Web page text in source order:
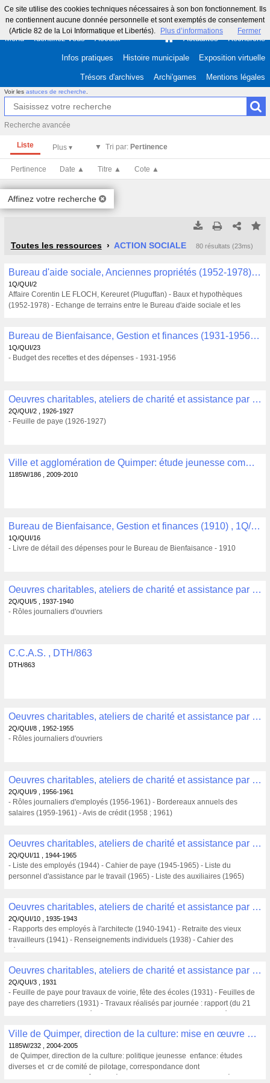
Ce site utilise des cookies techniques nécessaires à son bon fonctionnement. Ils
ne contiennent aucune donnée personnelle et sont exemptés de consentement
(Article 82 de la Loi Informatique et Libertés).
Plus d’informations Fermer
Menu Identifiez-vous Accueil Actualités Recherche
Infos pratiques Histoire municipale Exposition virtuelle
Trésors d'archives Archi'games Mentions légales
Voir les astuces de recherche
Recherche avancée
Liste Tri par: Pertinence
Pertinence Date ▲ Titre ▲ Cote ▲
Affinez votre recherche
Tous les résultats(Max 250)
Tous les résultats (Max 500)
Toutes les ressources ACTION SOCIALE 80 résultats (23ms)
Bureau d'aide sociale, Anciennes propriétés (1952-1978) , 1Q/QUI/2
1Q/QUI/2
Affaire Corentin LE FLOCH, Kereuret (Pluguffan) - Baux et hypothèques
(1952-1978) - Echange de terrains entre le Bureau d'aide sociale et les
Bureau de Bienfaisance, Gestion et finances (1931-1956) , 1Q/QUI/23
1Q/QUI/23
- Budget des recettes et des dépenses - 1931-1956
Oeuvres charitables, ateliers de charité et assistance par le travail , Assistance par le travail (1926-1927) , 2Q/QUI/2
2Q/QUI/2 , 1926-1927
- Feuille de paye (1926-1927)
Ville et agglomération de Quimper: étude jeunesse communautaire cabinet ARESS 2009-2010 : rapport synthèse et conclusions , 1185W/186
1185W/186 , 2009-2010
Bureau de Bienfaisance, Gestion et finances (1910) , 1Q/QUI/16
1Q/QUI/16
- Livre de détail des dépenses pour le Bureau de Bienfaisance - 1910
Oeuvres charitables, ateliers de charité et assistance par le travail , Assistance par le travail (1937-1940) , 2Q/QUI/5
2Q/QUI/5 , 1937-1940
- Rôles journaliers d'ouvriers
C.C.A.S. , DTH/863
DTH/863
Oeuvres charitables, ateliers de charité et assistance par le travail , Assistance par le travail (1952-1955) , 2Q/QUI/8
2Q/QUI/8 , 1952-1955
- Rôles journaliers d'ouvriers
Oeuvres charitables, ateliers de charité et assistance par le travail , Assistance par le travail (1956-1961) , 2Q/QUI/9
2Q/QUI/9 , 1956-1961
- Rôles journaliers d'employés (1956-1961) - Bordereaux annuels des
salaires (1959-1961) - Avis de crédit (1958 ; 1961)
Oeuvres charitables, ateliers de charité et assistance par le travail , Assistance par le travail, atelier d'assistance (1944-1965) , 2Q/QUI/11
2Q/QUI/11 , 1944-1965
- Liste des employés (1944) - Cahier de paye (1945-1965) - Liste du
personnel d'assistance par le travail (1965) - Liste des auxiliaires (1965)
Oeuvres charitables, ateliers de charité et assistance par le travail , Assistance par le travail, atelier d'assistance (1935-1943) , 2Q/QUI/10
2Q/QUI/10 , 1935-1943
- Rapports des employés à l'architecte (1940-1941) - Retraite des vieux
travailleurs (1941) - Renseignements individuels (1938) - Cahier des
Oeuvres charitables, ateliers de charité et assistance par le travail , Assistance par le travail (1931) , 2Q/QUI/3
2Q/QUI/3 , 1931
- Feuille de paye pour travaux de voirie, fête des écoles (1931) - Feuilles de
paye des charretiers (1931) - Travaux réalisés par journée : rapport (du 21
Ville de Quimper, direction de la culture: mise en œuvre d'une politique jeunesse enfance: études diverses et comité de pilotage , 1185W/232
1185W/232 , 2004-2005
de Quimper, direction de la culture: politique jeunesse enfance: études
diverses et cr de comité de pilotage, correspondance dont